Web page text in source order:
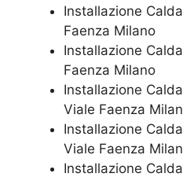
Installazione
Faenza Milano
Installazione
Faenza Milano
Installazione
Viale Faenza
Installazione
Viale Faenza
Installazione